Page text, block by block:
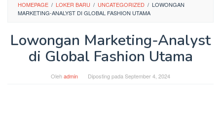
HOMEPAGE / LOKER BARU / UNCATEGORIZED / LOWONGAN
MARKETING-ANALYST DI GLOBAL FASHION UTAMA
Lowongan Marketing-Analyst
di Global Fashion Utama
Olehadmin Diposting pada September 4, 2024